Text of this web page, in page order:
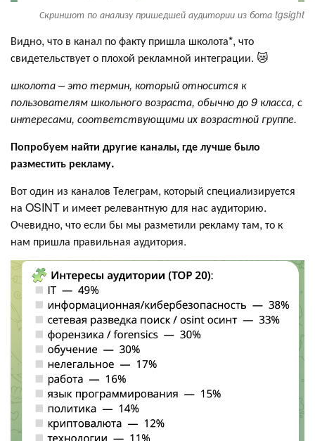
Скриншот по анализу пришедшей аудитории из бота tgsight
Видно, что в канал по факту пришла школота*, что
свидетельствует о плохой рекламной интеграции. 😿
школота – это термин, который относится к
пользователям школьного возраста, обычно до 9 класса, с
интересами, соответствующими их возрастной группе.
Попробуем найти другие каналы, где лучше было
разместить рекламу.
Вот один из каналов Телеграм, который специализируется
на OSINT и имеет релевантную для нас аудиторию.
Очевидно, что если бы мы разметили рекламу там, то к
нам пришла правильная аудитория.